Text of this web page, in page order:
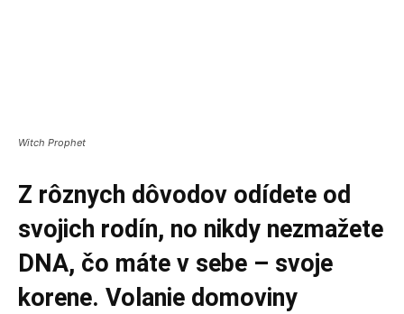
Witch Prophet
Z rôznych dôvodov odídete od
svojich rodín, no nikdy nezmažete
DNA, čo máte v sebe – svoje
korene. Volanie domoviny